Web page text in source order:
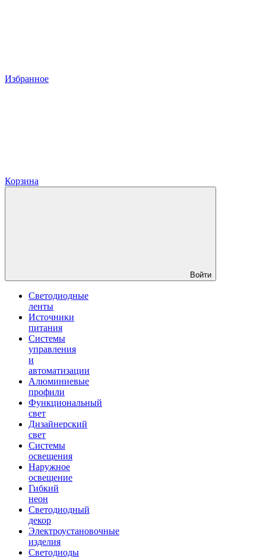
Избранное
Корзина
Войти
Светодиодные
ленты
Источники
питания
Системы
управления
и
автоматизации
Алюминиевые
профили
Функциональный
свет
Дизайнерский
свет
Системы
освещения
Наружное
освещение
Гибкий
неон
Светодиодный
декор
Электроустановочные
изделия
Светодиоды